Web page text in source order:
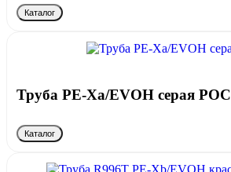
Каталог
Труба PE-Xa/EVOH серая РОС
Каталог